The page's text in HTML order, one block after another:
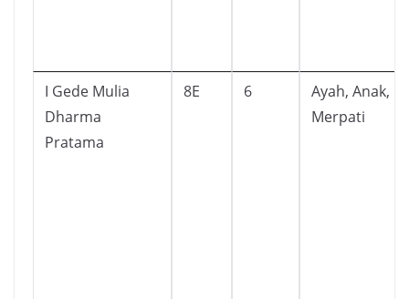
I Gede Mulia
Dharma
Pratama
8E 6
Ayah, Anak,
Merpati